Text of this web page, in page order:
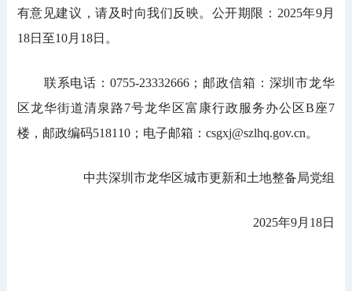
有意见建议，请及时向我们反映。公开期限：2025年9月
18日至10月18日。
联系电话：0755-23332666；邮政信箱：深圳市龙华
区龙华街道清泉路7号龙华区富康行政服务办公区B座7
楼，邮政编码518110；电子邮箱：csgxj@szlhq.gov.cn。
中共深圳市龙华区城市更新和土地整备局党组
2025年9月18日